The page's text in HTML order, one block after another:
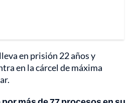
en prisión 22 años y
en la cárcel de máxima